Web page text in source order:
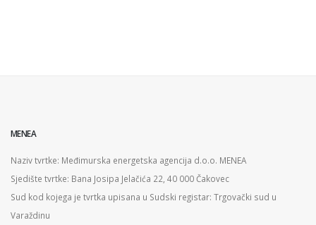
MENEA
Naziv tvrtke: Međimurska energetska agencija d.o.o. MENEA
Sjedište tvrtke: Bana Josipa Jelačića 22, 40 000 Čakovec
Sud kod kojega je tvrtka upisana u Sudski registar: Trgovački sud u
Varaždinu